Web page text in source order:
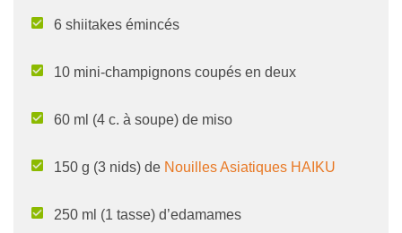
6 shiitakes émincés
10 mini-champignons coupés en deux
60 ml (4 c. à soupe) de miso
150 g (3 nids) de Nouilles Asiatiques HAIKU
250 ml (1 tasse) d’edamames